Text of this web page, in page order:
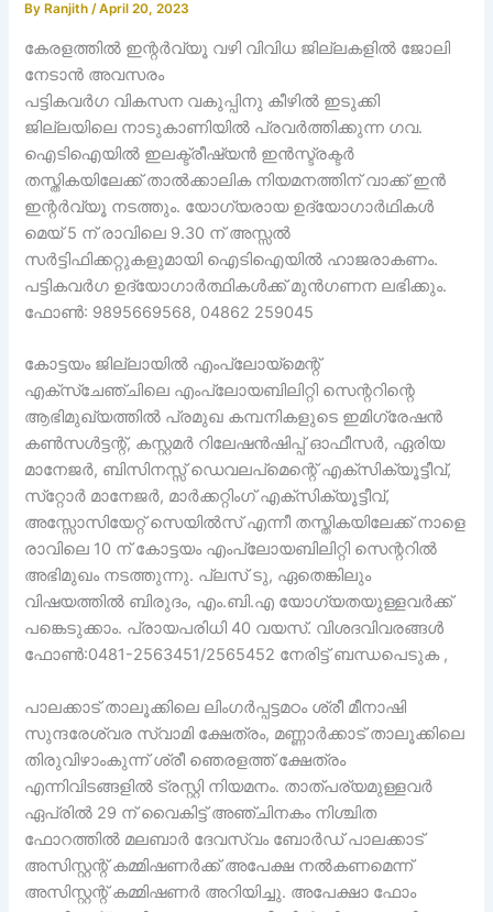
By Ranjith/April 20, 2023
കേരളത്തിൽ ഇന്റർവ്യൂ വഴി വിവിധ ജില്ലകളിൽ ജോലി
നേടാൻ അവസരം
പട്ടികവർഗ വികസന വകുപ്പിനു കീഴിൽ ഇടുക്കി
ജില്ലയിലെ നാടുകാണിയിൽ പ്രവർത്തിക്കുന്ന ഗവ.
ഐടിഐയിൽ ഇലക്ട്രീഷ്യൻ ഇൻസ്ട്രക്ടർ
തസ്തികയിലേക്ക് താൽക്കാലിക നിയമനത്തിന് വാക്ക് ഇൻ
ഇന്റർവ്യൂ നടത്തും. യോഗ്യരായ ഉദ്യോഗാർഥികൾ
മെയ് 5 ന് രാവിലെ 9.30 ന് അസ്സൽ
സർട്ടിഫിക്കറ്റുകളുമായി ഐടിഐയിൽ ഹാജരാകണം.
പട്ടികവർഗ ഉദ്യോഗാർത്ഥികൾക്ക് മുൻഗണന ലഭിക്കും.
ഫോൺ: 9895669568, 04862 259045
കോട്ടയം ജില്ലായിൽ എംപ്ലോയ്മെന്റ്
എക്സ്ചേഞ്ചിലെ എംപ്ലോയബിലിറ്റി സെന്ററിന്റെ
ആഭിമുഖ്യത്തിൽ പ്രമുഖ കമ്പനികളുടെ ഇമിഗ്രേഷൻ
കൺസൾട്ടന്റ്, കസ്റ്റമർ റിലേഷൻഷിപ്പ് ഓഫീസർ, ഏരിയ
മാനേജർ, ബിസിനസ്സ് ഡെവലപ്മെന്റെ് എക്സിക്യൂട്ടീവ്,
സ്‌റ്റോർ മാനേജർ, മാർക്കറ്റിംഗ് എക്സിക്യൂട്ടീവ്,
അസ്സോസിയേറ്റ് സെയിൽസ് എന്നീ തസ്തികയിലേക്ക് നാളെ
രാവിലെ 10 ന് കോട്ടയം എംപ്ലോയബിലിറ്റി സെന്ററിൽ
അഭിമുഖം നടത്തുന്നു. പ്ലസ് ടു, ഏതെങ്കിലും
വിഷയത്തിൽ ബിരുദം, എം.ബി.എ യോഗ്യതയുള്ളവർക്ക്
പങ്കെടുക്കാം. പ്രായപരിധി 40 വയസ്. വിശദവിവരങ്ങൾ
ഫോൺ:0481-2563451/2565452 നേരിട്ട് ബന്ധപെടുക ,
പാലക്കാട് താലൂക്കിലെ ലിംഗർപ്പട്ടമഠം ശ്രീ മീനാഷി
സുന്ദരേശ്വര സ്വാമി ക്ഷേത്രം, മണ്ണാർക്കാട് താലൂക്കിലെ
തിരുവിഴാംകുന്ന് ശ്രീ ഞെരളത്ത് ക്ഷേത്രം
എന്നിവിടങ്ങളിൽ ട്രസ്റ്റി നിയമനം. താത്പര്യമുള്ളവർ
ഏപ്രിൽ 29 ന് വൈകിട്ട് അഞ്ചിനകം നിശ്ചിത
ഫോറത്തിൽ മലബാർ ദേവസ്വം ബോർഡ് പാലക്കാട്
അസിസ്റ്റന്റ് കമ്മിഷണർക്ക് അപേക്ഷ നൽകണമെന്ന്
അസിസ്റ്റന്റ് കമ്മിഷണർ അറിയിച്ചു. അപേക്ഷാ ഫോം